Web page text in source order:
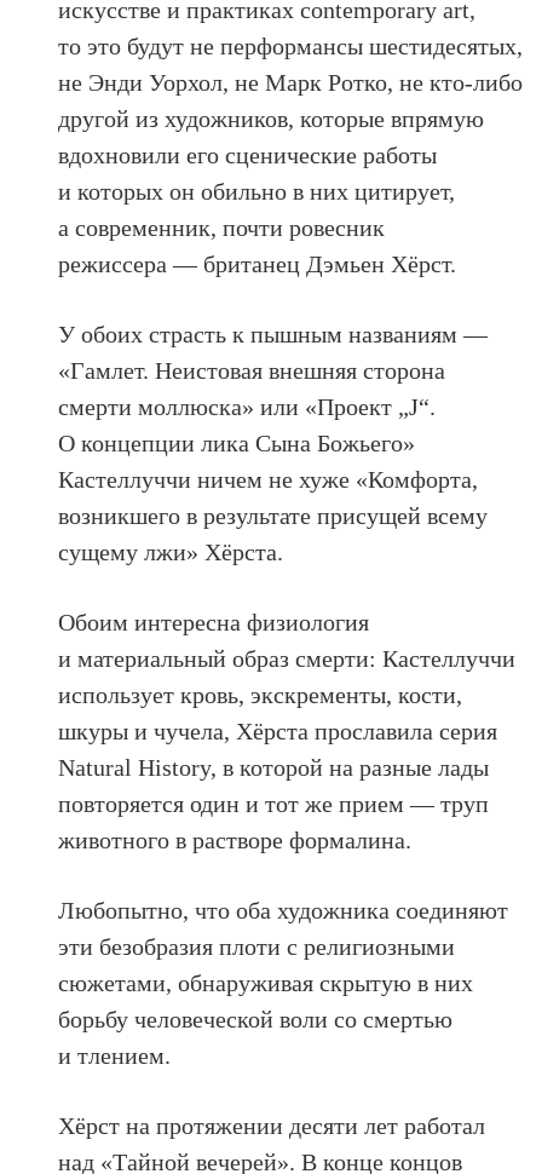
искусстве и практиках contemporary art,
то это будут не перформансы шестидесятых,
не Энди Уорхол, не Марк Ротко, не кто-либо
другой из художников, которые впрямую
вдохновили его сценические работы
и которых он обильно в них цитирует,
а современник, почти ровесник
режиссера — британец Дэмьен Хёрст.
У обоих страсть к пышным названиям —
«Гамлет. Неистовая внешняя сторона
смерти моллюска» или «Проект „J“.
О концепции лика Сына Божьего»
Кастеллуччи ничем не хуже «Комфорта,
возникшего в результате присущей всему
сущему лжи» Хёрста.
Обоим интересна физиология
и материальный образ смерти: Кастеллуччи
использует кровь, экскременты, кости,
шкуры и чучела, Хёрста прославила серия
Natural History, в которой на разные лады
повторяется один и тот же прием — труп
животного в растворе формалина.
Любопытно, что оба художника соединяют
эти безобразия плоти с религиозными
сюжетами, обнаруживая скрытую в них
борьбу человеческой воли со смертью
и тлением.
Хёрст на протяжении десяти лет работал
над «Тайной вечерей». В конце концов